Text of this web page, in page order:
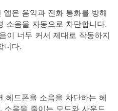
앱은 음악과 전화 통화를 방해
소음을 자동으로 차단합니다.
이 너무 커서 제대로 작동하지
니다.
헤드폰을 소음을 차단하는 헤
소음을 줄이는 모드와 사운드